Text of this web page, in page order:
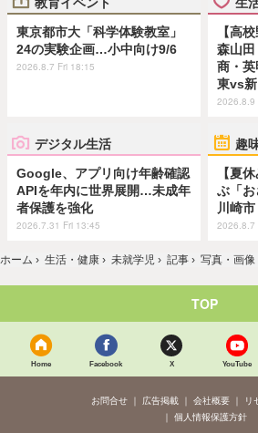
東京都市大「科学体験教室」
24の実験企画…小中向け9/6
2026.8.7 Fri 18:15
【高
森山
商・
東vs
2026.8.9
デジタル生活
Google、アプリ向け年齢確認
APIを年内に世界展開…未成年
者保護を強化
2026.7.31 Fri 13:45
趣
【夏
ぶ「
川崎市
2026.8.7
ホーム › 生活・健康 › 未就学児 › 記事 › 写真・画像
TOP
Home Facebook X YouTube
お問合せ 広告掲載 会社概要
リ
個人情報保護方針